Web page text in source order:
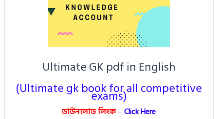
Ultimate GK pdf in English
(Ultimate gk book for all competitive
exams)
ডাউনলোড লিংক–Click Here